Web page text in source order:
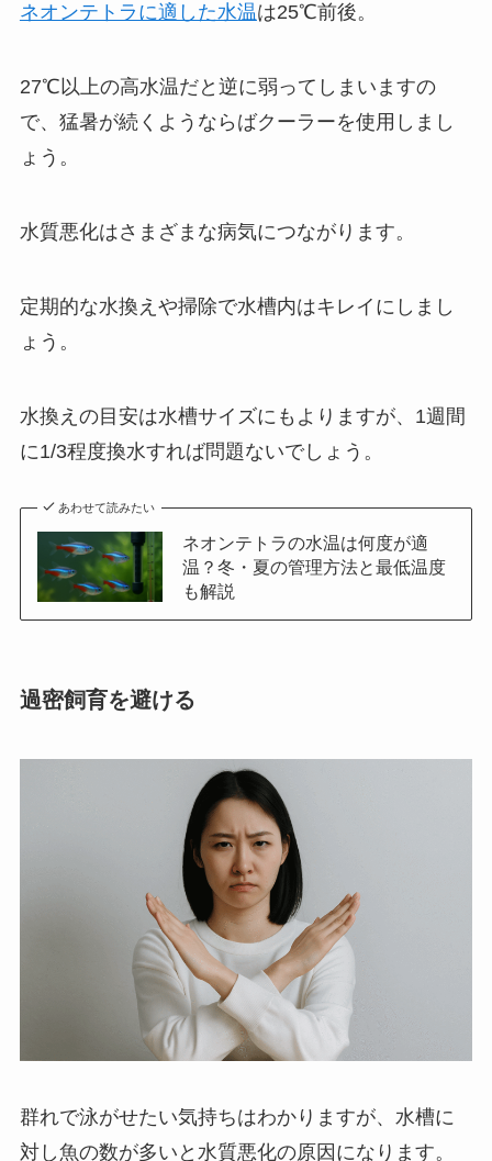
ネオンテトラに適した水温は25℃前後。
27℃以上の高水温だと逆に弱ってしまいますの
で、猛暑が続くようならばクーラーを使用しまし
ょう。
水質悪化はさまざまな病気につながります。
定期的な水換えや掃除で水槽内はキレイにしまし
ょう。
水換えの目安は水槽サイズにもよりますが、1週間
に1/3程度換水すれば問題ないでしょう。
あわせて読みたい
ネオンテトラの水温は何度が適
温？冬・夏の管理方法と最低温度
も解説
過密飼育を避ける
群れで泳がせたい気持ちはわかりますが、水槽に
対し魚の数が多いと水質悪化の原因になります。